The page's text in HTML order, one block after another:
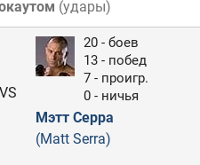
(удары)
VS
20 - боев
13 - побед
7 - проигр.
0 - ничья
Мэтт Серра
(Matt Serra)